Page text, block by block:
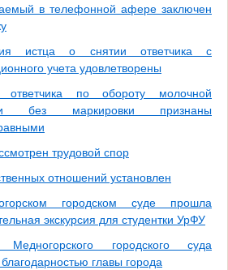
в телефонной афере заключен
истца о снятии ответчика с
учета удовлетворены
ответчика по обороту молочной
без маркировки признаны
трудовой спор
отношений установлен
городском суде прошла
экскурсия для студентки УрФУ
Медногорского городского суда
главы города